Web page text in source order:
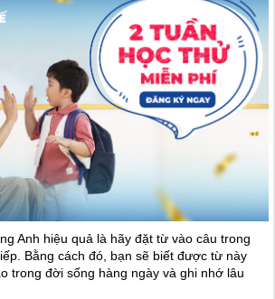
Anh hiệu quả là hãy đặt từ vào câu trong
Bằng cách đó, bạn sẽ biết được từ này
trong đời sống hàng ngày và ghi nhớ lâu